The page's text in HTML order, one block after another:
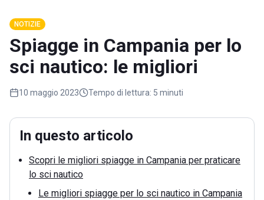
NOTIZIE
Spiagge in Campania per lo
sci nautico: le migliori
10 maggio 2023 Tempo di lettura: 5 minuti
In questo articolo
Scopri le migliori spiagge in Campania per praticare
lo sci nautico
Le migliori spiagge per lo sci nautico in Campania